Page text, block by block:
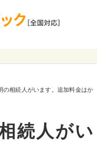
の相続人がいます。追加料金はか
続人がい